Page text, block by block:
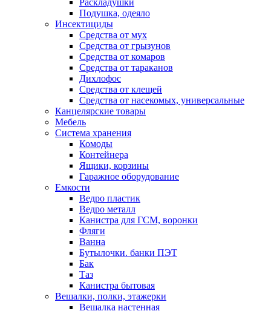
Раскладушки
Подушка, одеяло
Инсектициды
Средства от мух
Средства от грызунов
Средства от комаров
Средства от тараканов
Дихлофос
Средства от клещей
Средства от насекомых, универсальные
Канцелярские товары
Мебель
Система хранения
Комоды
Контейнера
Ящики, корзины
Гаражное оборудование
Емкости
Ведро пластик
Ведро металл
Канистра для ГСМ, воронки
Фляги
Ванна
Бутылочки. банки ПЭТ
Бак
Таз
Канистра бытовая
Вешалки, полки, этажерки
Вешалка настенная